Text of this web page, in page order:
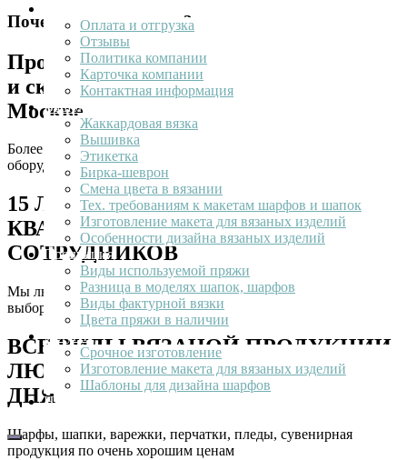
Оплата и отгрузка
Отзывы
Политика компании
Карточка компании
Контактная информация
Ваш лолотип
Жаккардовая вязка
Вышивка
Этикетка
Бирка-шеврон
Смена цвета в вязании
Тех. требованиям к макетам шарфов и шапок
Изготовление макета для вязаных изделий
Особенности дизайна вязаных изделий
Продукция
Виды используемой пряжи
Разница в моделях шапок, шарфов
Виды фактурной вязки
Цвета пряжи в наличии
Услуги
Срочное изготовление
Изготовление макета для вязаных изделий
Шаблоны для дизайна шарфов
Наши работы
Почему нам доверяют?
Производство, отдел продаж, шоу-рум
и склад на единой территории в
Москве
Более 20 вязальных станков и почти 50 единиц швейного
оборудования
15 ЛЕТ РАБОТЫ - ВЫСОЧАЙШАЯ
КВАЛИФИКАЦИЯ ВСЕХ
СОТРУДНИКОВ
Мы любим и знаем наше дело и всегда готовы помочь с
выбором, даже если надо "вчера"
ВСЕ ВИДЫ ВЯЗАНОЙ ПРОДУКЦИИ,
ЛЮБАЯ ПЕРСОНАЛИЗАЦИЯ ОТ 1
ДНЯ
Шарфы, шапки, варежки, перчатки, пледы, сувенирная
продукция по очень хорошим ценам